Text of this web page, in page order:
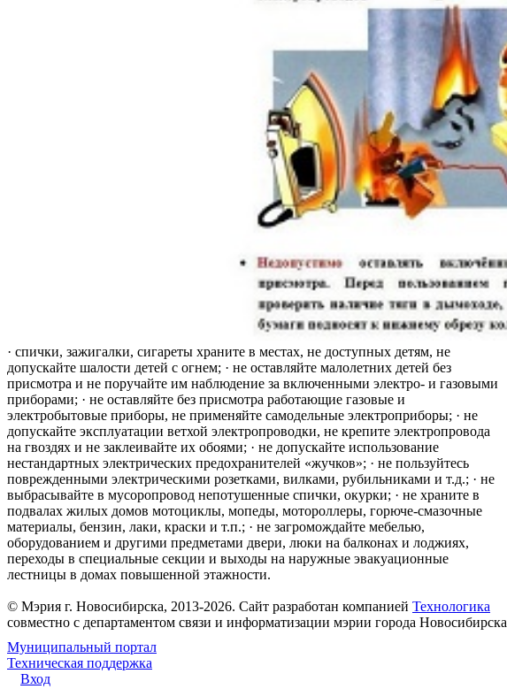
· спички, зажигалки, сигареты храните в местах, не доступных детям, не
допускайте шалости детей с огнем; · не оставляйте малолетних детей без
присмотра и не поручайте им наблюдение за включенными электро- и газовыми
приборами; · не оставляйте без присмотра работающие газовые и
электробытовые приборы, не применяйте самодельные электроприборы; · не
допускайте эксплуатации ветхой электропроводки, не крепите электропровода
на гвоздях и не заклеивайте их обоями; · не допускайте использование
нестандартных электрических предохранителей «жучков»; · не пользуйтесь
поврежденными электрическими розетками, вилками, рубильниками и т.д.; · не
выбрасывайте в мусоропровод непотушенные спички, окурки; · не храните в
подвалах жилых домов мотоциклы, мопеды, мотороллеры, горюче-смазочные
материалы, бензин, лаки, краски и т.п.; · не загромождайте мебелью,
оборудованием и другими предметами двери, люки на балконах и лоджиях,
переходы в специальные секции и выходы на наружные эвакуационные
лестницы в домах повышенной этажности.
© Мэрия г. Новосибирска, 2013-2026. Сайт разработан компанией Технологика
совместно с департаментом связи и информатизации мэрии города Новосибирска
Муниципальный портал
Техническая поддержка
Вход